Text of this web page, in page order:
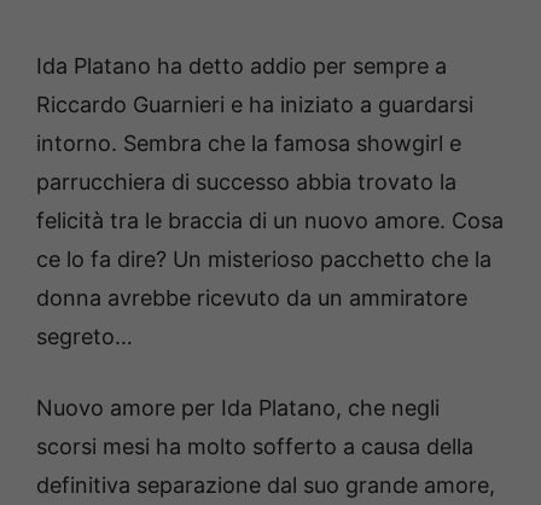
Ida Platano ha detto addio per sempre a
Riccardo Guarnieri e ha iniziato a guardarsi
intorno. Sembra che la famosa showgirl e
parrucchiera di successo abbia trovato la
felicità tra le braccia di un nuovo amore. Cosa
ce lo fa dire? Un misterioso pacchetto che la
donna avrebbe ricevuto da un ammiratore
segreto…
Nuovo amore per Ida Platano, che negli
scorsi mesi ha molto sofferto a causa della
definitiva separazione dal suo grande amore,